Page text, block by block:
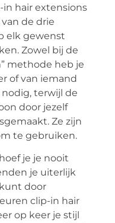
hair extensions
de drie
elk gewenst
Zowel bij de
methode heb je
of van iemand
terwijl de
door jezelf
Ze zijn
te gebruiken.
je je nooit
je uiterlijk
door
clip-in hair
op keer je stijl